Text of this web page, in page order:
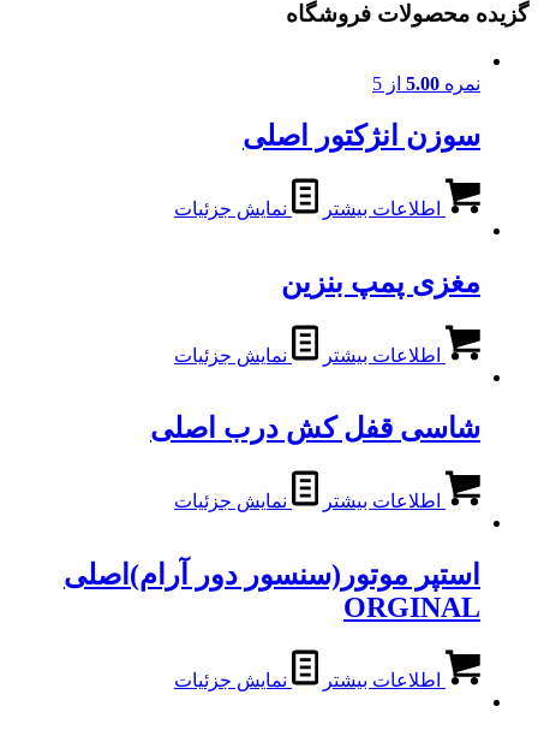
گزیده محصولات فروشگاه
نمره 5.00 از 5
سوزن انژکتور اصلی
اطلاعات بیشتر نمایش جزئیات
مغزی پمپ بنزین
اطلاعات بیشتر نمایش جزئیات
شاسی قفل کش درب اصلی
اطلاعات بیشتر نمایش جزئیات
استپر موتور(سنسور دور آرام)اصلی
ORGINAL
اطلاعات بیشتر نمایش جزئیات